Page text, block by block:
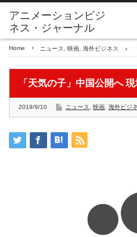
アニメーションビジ
ネス・ジャーナル
Home ニュース 映画 海外ビジネス
「天気の子」中国公開へ
2019/9/10 ニュース 映画 海外ビジ